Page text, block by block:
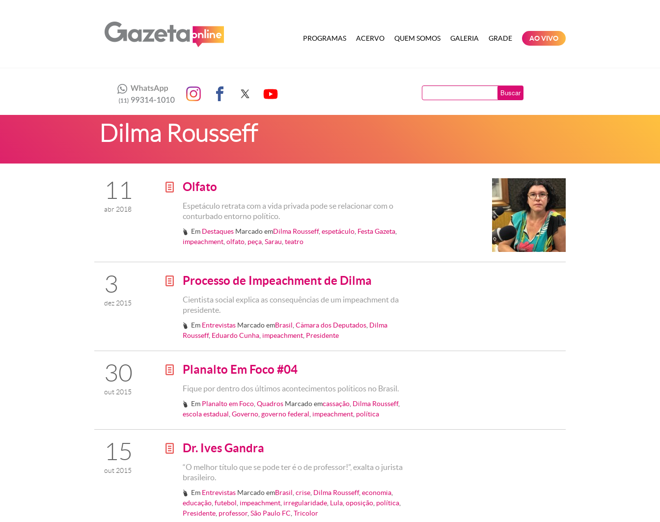
PROGRAMAS ACERVO QUEM SOMOS GALERIA GRADE AO VIVO
Buscar
Dilma Rousseff
11
abr 2018
g Olfato
Espetáculo retrata com a vida privada pode se relacionar com o
conturbado entorno político.
# Em Destaques Marcado emDilma Rousseff,espetáculo Festa Gazeta
impeachment olfato peça Sarau teatro
3
dez 2015
g Processo de Impeachment de Dilma
Cientista social explica as consequências de um impeachment da
presidente.
# Em Entrevistas Marcado emBrasil ,Câmara dos Deputados Dilma
Rousseff, Eduardo Cunha impeachment Presidente
30
out 2015
g Planalto Em Foco #04
Fique por dentro dos últimos acontecimentos políticos no Brasil.
# Em Planalto em Foco ,Quadros Marcado emcassação Dilma Rousseff,
escola estadual Governo governo federal impeachment política
15
out 2015
g Dr. Ives Gandra
“O melhor título que se pode ter é o de professor!”, exalta o jurista
brasileiro.
# Em Entrevistas Marcado emBrasil ,crise Dilma Rousseff,economia
educação futebol impeachment irregularidade Lula oposição política
Presidente professor, São Paulo FC Tricolor